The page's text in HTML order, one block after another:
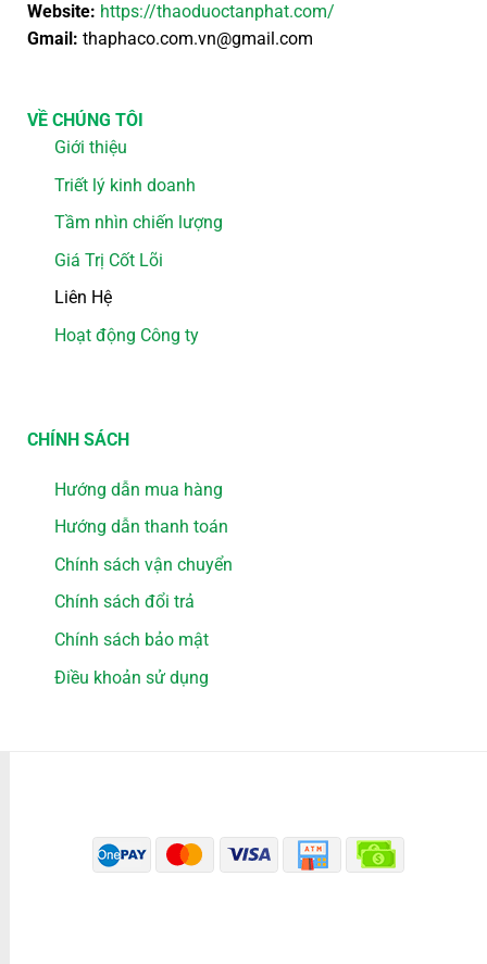
Website: https://thaoduoctanphat.com/
Gmail: thaphaco.com.vn@gmail.com
VỀ CHÚNG TÔI
Giới thiệu
Triết lý kinh doanh
Tầm nhìn chiến lượng
Giá Trị Cốt Lõi
Liên Hệ
Hoạt động Công ty
CHÍNH SÁCH
Hướng dẫn mua hàng
Hướng dẫn thanh toán
Chính sách vận chuyển
Chính sách đổi trả
Chính sách bảo mật
Điều khoản sử dụng